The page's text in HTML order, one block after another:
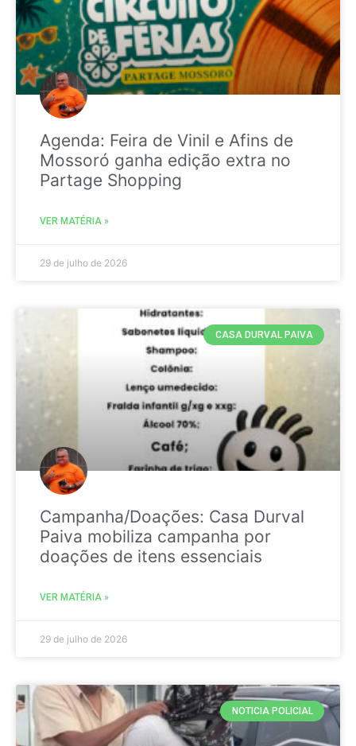
Agenda: Feira de Vinil e Afins de
Mossoró ganha edição extra no
Partage Shopping
VER MATÉRIA »
29 de julho de 2026
CASA DURVAL PAIVA
Campanha/Doações: Casa Durval
Paiva mobiliza campanha por
doações de itens essenciais
VER MATÉRIA »
29 de julho de 2026
NOTICIA POLICIAL